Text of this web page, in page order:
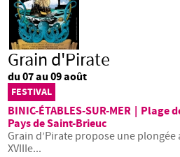
Grain d'Pirate
du 07 au 09 août
FESTIVAL
BINIC-ÉTABLES-SUR-MER Plage
Pays de Saint-Brieuc
Grain d’Pirate propose une
XVIIIe...